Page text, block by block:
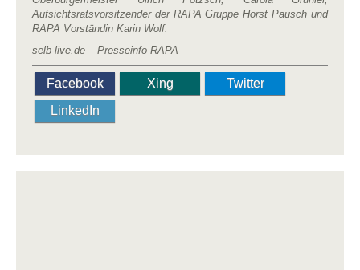
Aufsichtsratsvorsitzender der RAPA Gruppe Horst Pausch und
RAPA Vorständin Karin Wolf.
selb-live.de – Presseinfo RAPA
Facebook Xing
Twitter
LinkedIn